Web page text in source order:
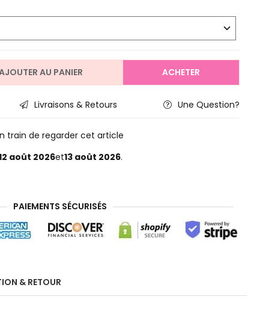
AU PANIER ACHETER
Livraisons & Retours Une Question?
train de regarder cet article
août 2026et13 août 2026.
PAIEMENTS SÉCURISÉS
& RETOUR